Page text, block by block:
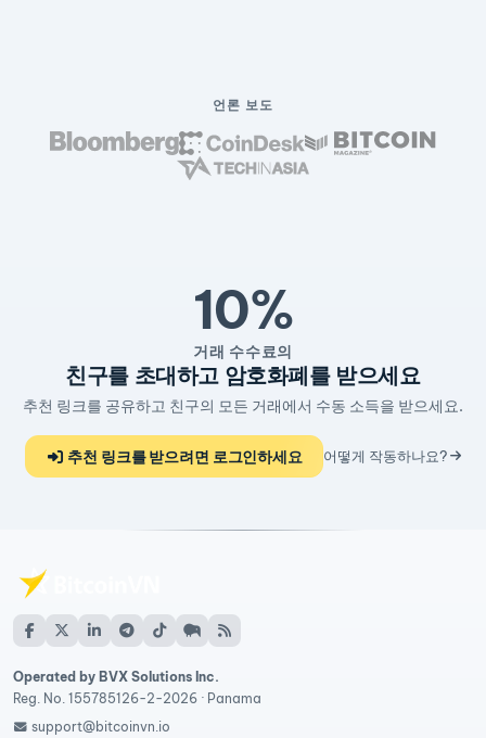
언론 보도
10%
거래 수수료의
친구를 초대하고 암호화폐를 받으세요
추천 링크를 공유하고 친구의 모든 거래에서 수동 소득을 받으세요.
추천 링크를 받으려면 로그인하세요 어떻게 작동하나요?
Operated by BVX Solutions Inc.
Reg. No. 155785126-2-2026 · Panama
support@bitcoinvn.io